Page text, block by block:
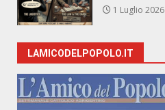
1 Luglio 2026
LAMICODELPOPOLO.IT